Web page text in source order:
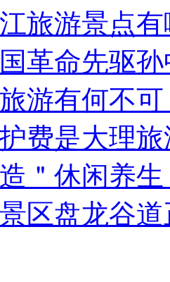
旅游景点
革命先驱
游有何不可
费是大理
＂休闲养
区盘龙谷